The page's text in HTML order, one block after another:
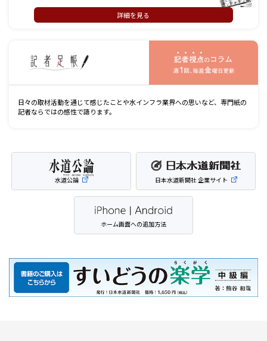
詳細を見る
日々の取材活動を通じて感じたことや水インフラ業界への思いなど、専門紙の
記者ならではの感性で語ります。
水道公論 日本水道新聞社 企業サイト
ホーム画面への追加方法